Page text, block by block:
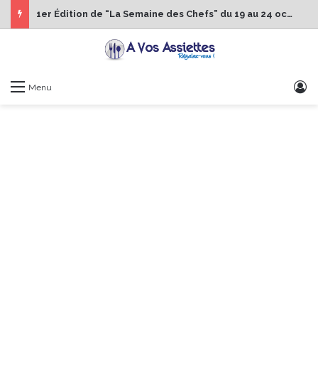
1er Édition de “La Semaine des Chefs” du 19 au 24 octobre 2026
Menu